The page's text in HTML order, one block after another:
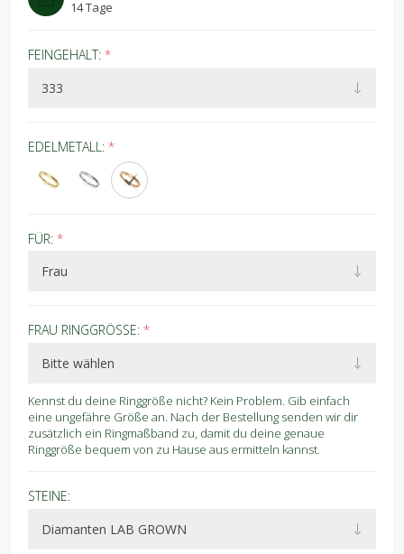
14 Tage
FEINGEHALT: *
EDELMETALL: *
FÜR: *
FRAU RINGGRÖSSE: *
Kennst du deine Ringgröße nicht? Kein Problem. Gib einfach
eine ungefähre Größe an. Nach der Bestellung senden wir dir
zusätzlich ein Ringmaßband zu, damit du deine genaue
Ringgröße bequem von zu Hause aus ermitteln kannst.
STEINE: